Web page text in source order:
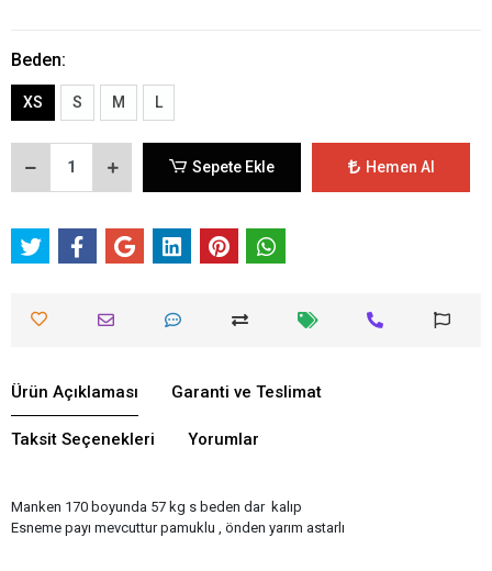
Beden:
XS S M L
Sepete Ekle Hemen Al
Ürün Açıklaması Garanti ve Teslimat
Taksit Seçenekleri Yorumlar
Manken 170 boyunda 57 kg s beden dar kalıp
Esneme payı mevcuttur pamuklu , önden yarım astarlı